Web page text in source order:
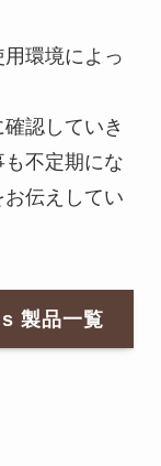
環境によっ
認していき
不定期にな
伝えしてい
製品一覧